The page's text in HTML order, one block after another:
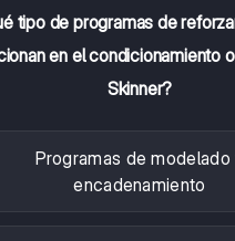
tipo de programas de
en el condicionamiento
Skinner?
Programas de modelado
encadenamiento